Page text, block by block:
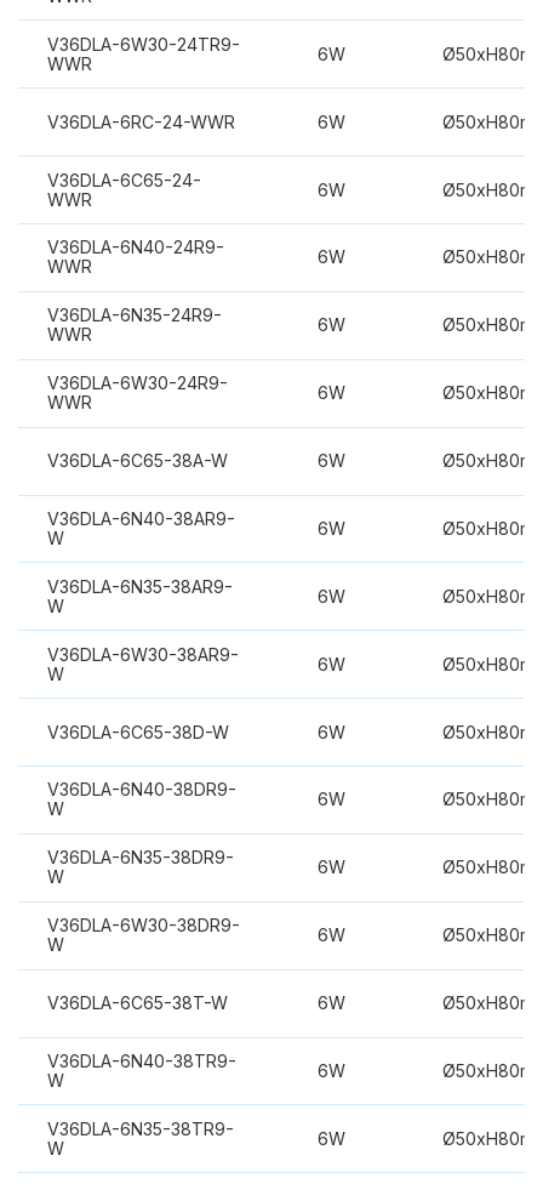
V36DLA-6W30-24TR9-
WWR
6W
V36DLA-6RC-24-WWR 6W
V36DLA-6C65-24-
WWR
6W
V36DLA-6N40-24R9-
WWR
6W
V36DLA-6N35-24R9-
WWR
6W
V36DLA-6W30-24R9-
WWR
6W
V36DLA-6C65-38A-W 6W
V36DLA-6N40-38AR9-
W
6W
V36DLA-6N35-38AR9-
W
6W
V36DLA-6W30-38AR9-
W
6W
V36DLA-6C65-38D-W 6W
V36DLA-6N40-38DR9-
W
6W
V36DLA-6N35-38DR9-
W
6W
V36DLA-6W30-38DR9-
W
6W
V36DLA-6C65-38T-W 6W
V36DLA-6N40-38TR9-
W
6W
V36DLA-6N35-38TR9-
W
6W